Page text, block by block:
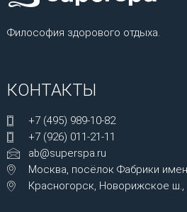
Философия здорового отдыха.
КОНТАКТЫ
+7 (495) 989-10-82
+7 (926) 011-21-11
ab@superspa.ru
Москва, посёлок Фабрики
Красногорск, Новорижское ш.,